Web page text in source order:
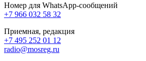
Номер для WhatsApp-сообщений
+7 966 032 58 32
Приемная, редакция
+7 495 252 01 12
radio@mosreg.ru